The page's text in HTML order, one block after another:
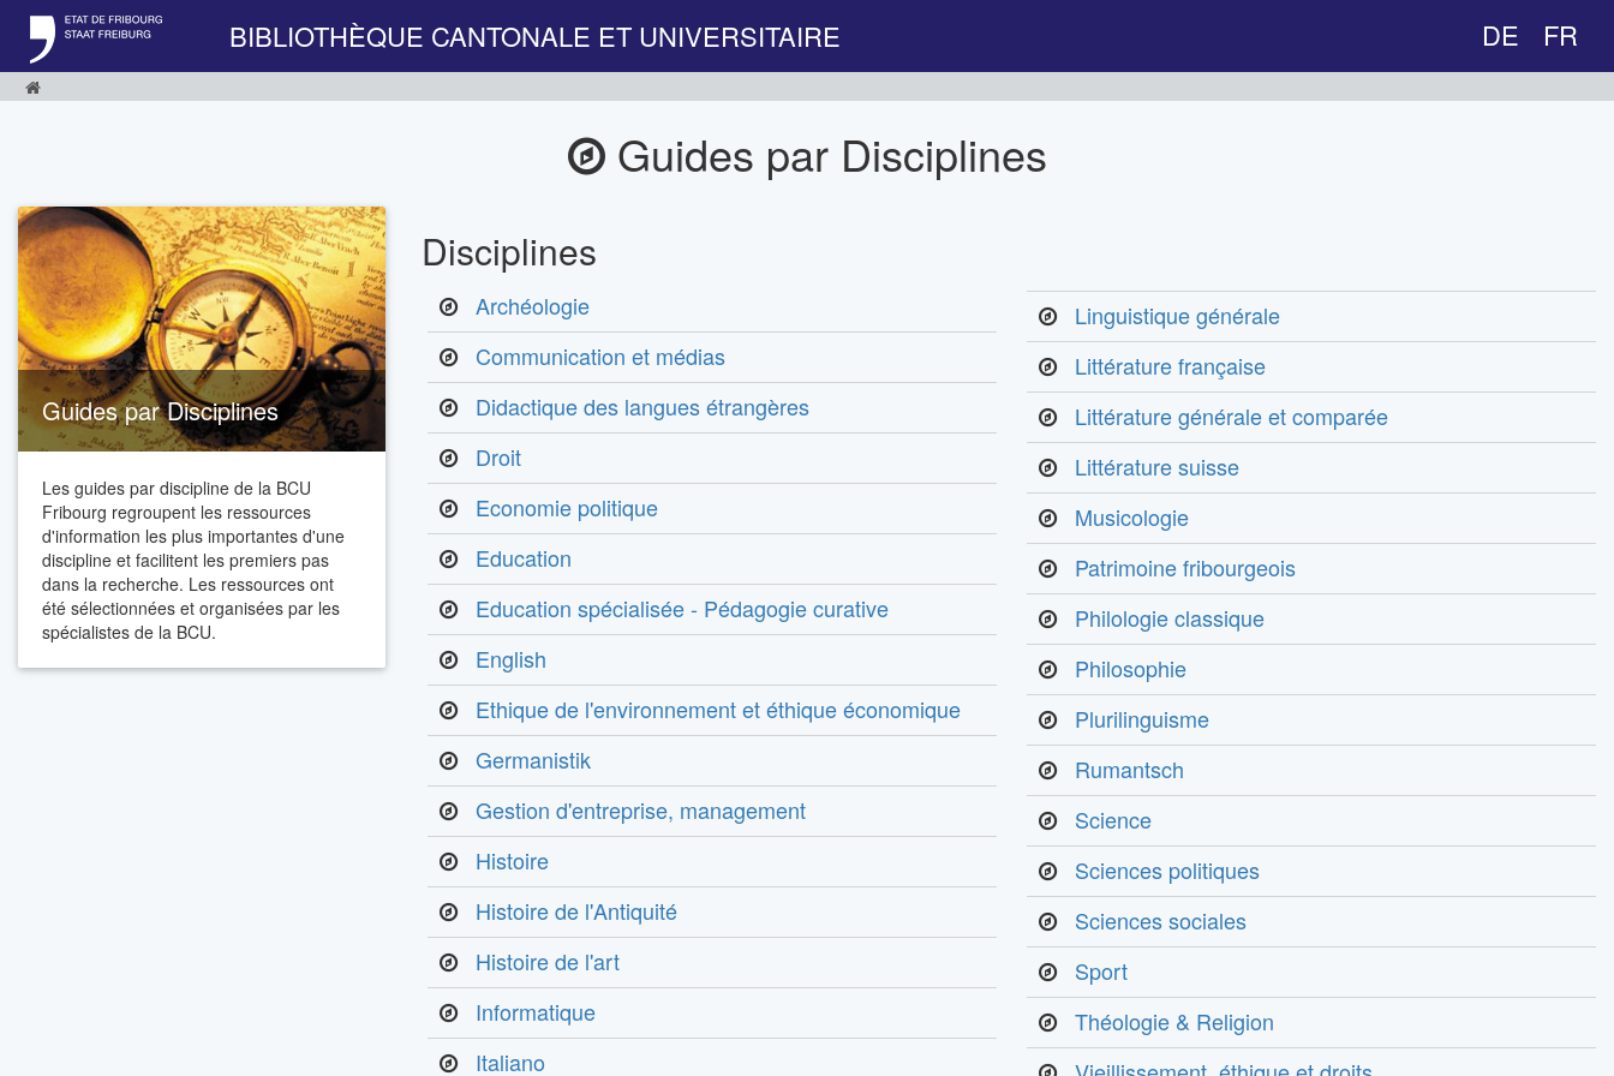
BIBLIOTHÈQUE CANTONALE ET UNIVERSITAIRE DE FR
Guides par Disciplines
Guides par Disciplines
Les guides par discipline de la BCU
Fribourg regroupent les ressources
d'information les plus importantes d'une
discipline et facilitent les premiers pas
dans la recherche. Les ressources ont
été sélectionnées et organisées par les
spécialistes de la BCU.
Disciplines
Archéologie
Communication et médias
Didactique des langues étrangères
Droit
Economie politique
Education
Education spécialisée - Pédagogie curative
English
Ethique de l'environnement et éthique économique
Germanistik
Gestion d'entreprise, management
Histoire
Histoire de l'Antiquité
Histoire de l'art
Informatique
Italiano
Linguistique générale
Littérature française
Littérature générale et comparée
Littérature suisse
Musicologie
Patrimoine fribourgeois
Philologie classique
Philosophie
Plurilinguisme
Rumantsch
Science
Sciences politiques
Sciences sociales
Sport
Théologie & Religion